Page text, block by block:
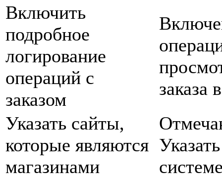
Включить
подробное
логирование
операций с
заказом
заказа
Указать сайты,
которые являются
магазинами